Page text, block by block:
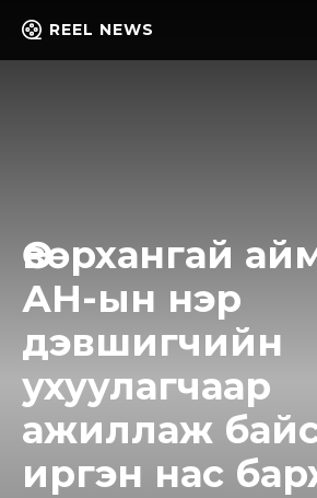
REEL NEWS
Өвөрхангай
АН-ын нэр
дэвшигчийн
ухуулагчаар
ажиллаж
иргэн нас